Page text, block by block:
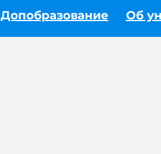
Допобразование Об